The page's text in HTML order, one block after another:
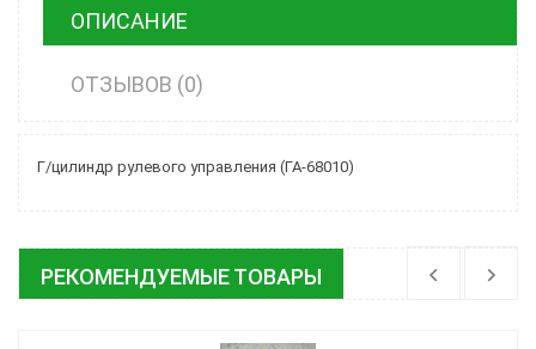
ОПИСАНИЕ
ОТЗЫВОВ (0)
Г/цилиндр рулевого управления (ГА-68010)
РЕКОМЕНДУЕМЫЕ ТОВАРЫ